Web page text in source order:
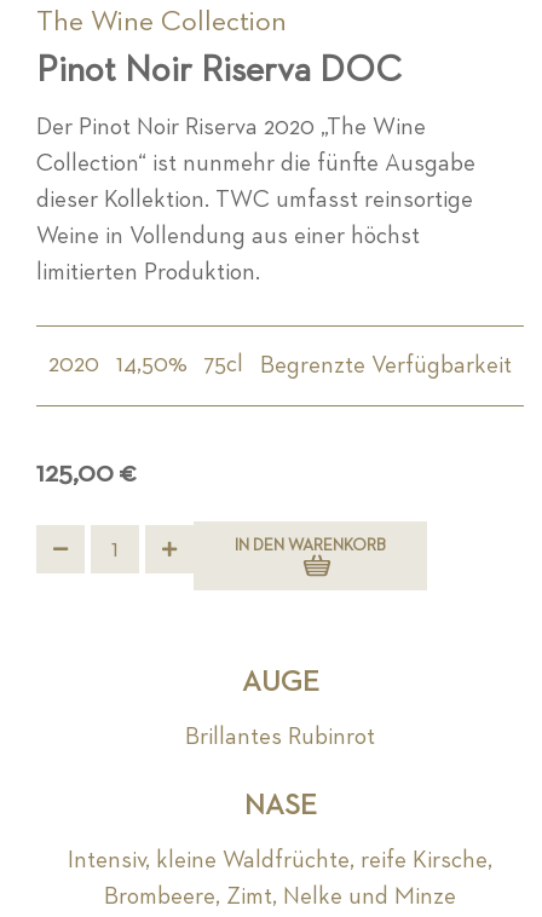
The Wine Collection
Pinot Noir Riserva DOC
Der Pinot Noir Riserva 2020 „The Wine
Collection“ ist nunmehr die fünfte Ausgabe
dieser Kollektion. TWC umfasst reinsortige
Weine in Vollendung aus einer höchst
limitierten Produktion.
2020 14,50% 75cl Begrenzte Verfügbarkeit
125,00 €
IN DEN WARENKORB
AUGE
Brillantes Rubinrot
NASE
Intensiv, kleine Waldfrüchte, reife Kirsche,
Brombeere, Zimt, Nelke und Minze
springen